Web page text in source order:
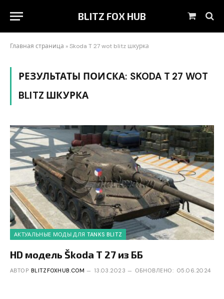
BLITZ FOX HUB Корзина
Главная страница »Skoda T 27 wot blitz шкурка
РЕЗУЛЬТАТЫ ПОИСКА: SKODA T 27 WOT
BLITZ ШКУРКА
АКТУАЛЬНЫЕ МОДЫ ДЛЯ TANKS BLITZ
HD модель Škoda T 27 из ББ
АВТОР BLITZFOXHUB.COM 13.03.2023 ОБНОВЛЕНО: 05.06.2024